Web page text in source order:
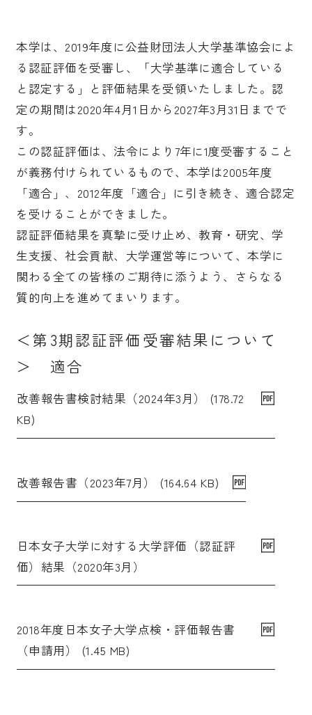
企業の皆さま
学校法人日本女子大学
附属豊明幼稚園
附属豊明小学校
附属中学校
附属高等学校
日本女子大学通信教育課程
本学は、2019年度に公益財団法人大学基準協会によ
る認証評価を受審し、「大学基準に適合している
と認定する」と評価結果を受領いたしました。認
定の期間は2020年4月1日から2027年3月31日までで
す。
この認証評価は、法令により7年に1度受審すること
が義務付けられているもので、本学は2005年度
「適合」、2012年度「適合」に引き続き、適合認定
を受けることができました。
認証評価結果を真摯に受け止め、教育・研究、学
生支援、社会貢献、大学運営等について、本学に
関わる全ての皆様のご期待に添うよう、さらなる
質的向上を進めてまいります。
＜第3期認証評価受審結果について
＞ 適合
改善報告書検討結果（2024年3月） (178.72
KB)
改善報告書（2023年7月） (164.64 KB)
日本女子大学に対する大学評価（認証評
価）結果（2020年3月）
2018年度日本女子大学点検・評価報告書
（申請用） (1.45 MB)